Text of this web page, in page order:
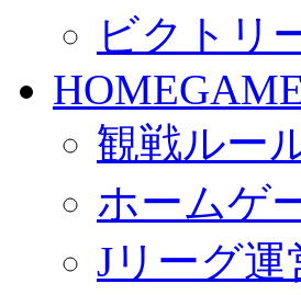
ビクトリ
観戦ルー
ホームゲ
Jリーグ